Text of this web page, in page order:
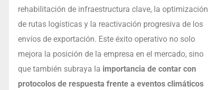
rehabilitación de infraestructura clave, la optimización
de rutas logísticas y la reactivación progresiva de los
envíos de exportación. Este éxito operativo no solo
mejora la posición de la empresa en el mercado, sino
que también subraya la importancia de contar con
protocolos de respuesta frente a eventos climáticos